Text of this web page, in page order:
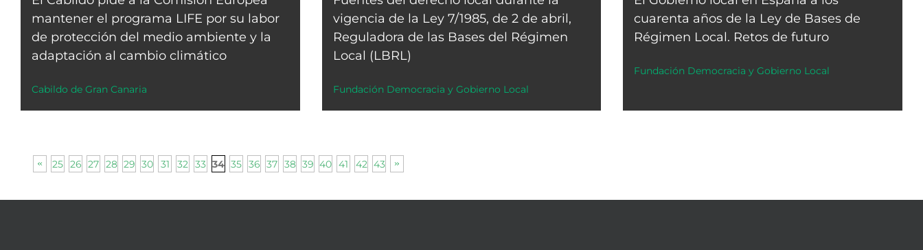
mantener el programa LIFE por su labor
de protección del medio ambiente y la
adaptación al cambio climático
Cabildo de Gran Canaria
vigencia de la Ley 7/1985, de 2 de abril,
Reguladora de las Bases del Régimen
Local (LBRL)
Fundación Democracia y Gobierno Local
cuarenta años de la Ley de Bases de
Régimen Local. Retos de futuro
Fundación Democracia y Gobierno Local
25 26 27 28 29 30 31 32 33 34 35 36 37 38 39 40 41 42 43